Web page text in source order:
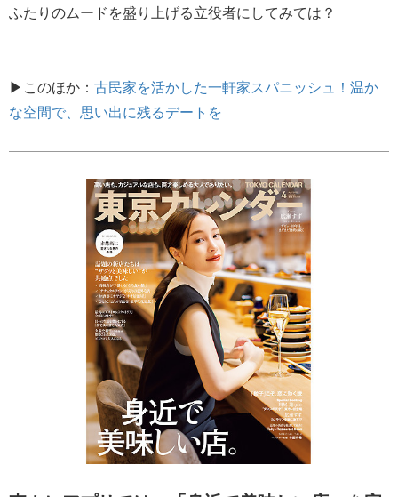
ふたりのムードを盛り上げる立役者にしてみては？
▶このほか： 古民家を活かした一軒家スパニッシュ！温か
な空間で、思い出に残るデートを